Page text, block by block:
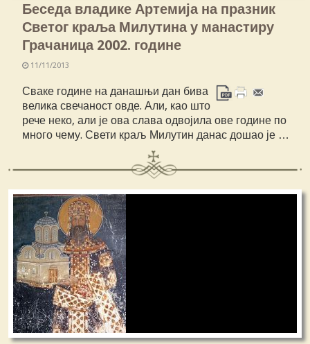
Беседа владике Артемија на празник
Светог краља Милутина у манастиру
Грачаница 2002. године
11/11/2013
Сваке године на данашњи дан бива
велика свечаност овде. Али, као што
рече неко, али је ова слава одвојила ове године по
много чему. Свети краљ Милутин данас дошао је …